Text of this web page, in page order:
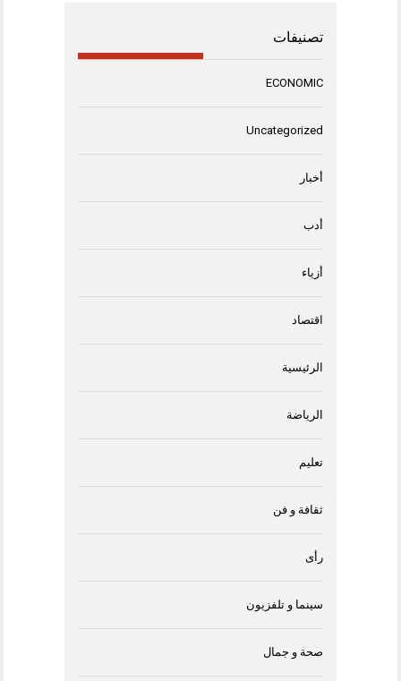
تصنيفات
ECONOMIC
Uncategorized
أخبار
أدب
أزياء
اقتصاد
الرئيسية
الرياضة
تعليم
ثقافة و فن
رأى
سينما و تلفزيون
صحة و جمال